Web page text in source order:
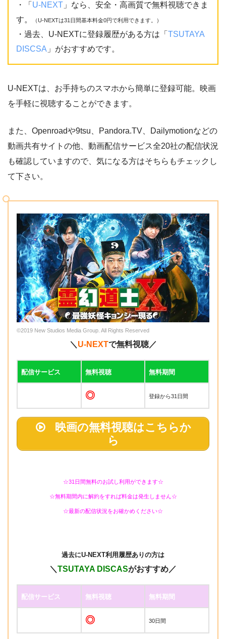
・「 U-NEXT 」なら、安全・高画質で無料視聴できま
す。
（U-NEXTは31日間基本料金0円で利用できます。）
・過去、U-NEXTに登録履歴がある方は「 TSUTAYA
DISCSA 」がおすすめです。
U-NEXTは、お手持ちのスマホから簡単に登録可能。映画
を手軽に視聴することができます。
また、Openroadや9tsu、Pandora.TV、Dailymotionなどの
動画共有サイトの他、動画配信サービス全20社の配信状況
も確認していますので、気になる方はそちらもチェックし
て下さい。
©2019 New Studios Media Group. All Rights Reserved
＼ U-NEXTで無料視聴／
配信サービス 無料視聴 無料期間
◎ 登録から31日間
映画の無料視聴はこちらか
ら
☆31日間無料のお試し利用ができます☆
☆無料期間内に解約をすれば料金は発生しません☆
☆最新の配信状況をお確かめください☆
過去にU-NEXT利用履歴ありの方は
＼ TSUTAYA DISCASがおすすめ／
配信サービス 無料視聴 無料期間
◎ 30日間